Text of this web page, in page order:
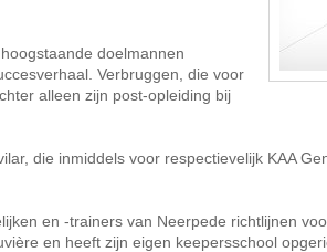
doelmannen
Verbruggen, die voor
alleen zijn post-opleiding bij
die inmiddels voor respectievelijk KAA
en -trainers van Neerpede richtlijnen
en heeft zijn eigen keepersschool